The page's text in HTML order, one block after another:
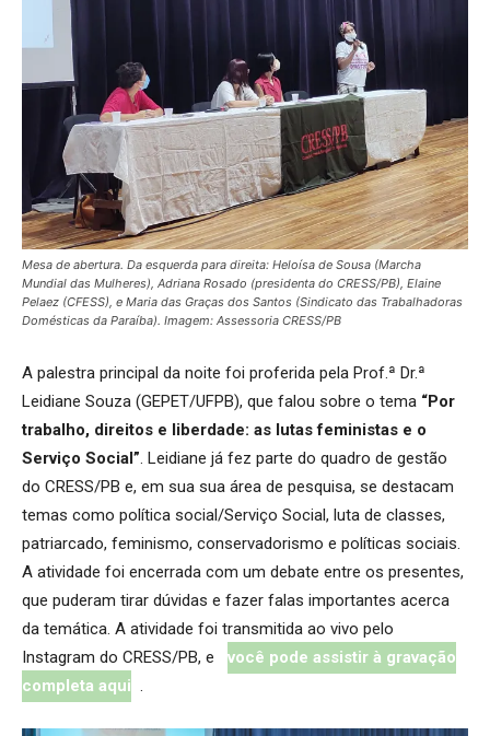
Mesa de abertura. Da esquerda para direita: Heloísa de Sousa (Marcha
Mundial das Mulheres), Adriana Rosado (presidenta do CRESS/PB), Elaine
Pelaez (CFESS), e Maria das Graças dos Santos (Sindicato das Trabalhadoras
Domésticas da Paraíba). Imagem: Assessoria CRESS/PB
A palestra principal da noite foi proferida pela Prof.ª Dr.ª
Leidiane Souza (GEPET/UFPB), que falou sobre o tema “Por
trabalho, direitos e liberdade: as lutas feministas e o
Serviço Social”. Leidiane já fez parte do quadro de gestão
do CRESS/PB e, em sua sua área de pesquisa, se destacam
temas como política social/Serviço Social, luta de classes,
patriarcado, feminismo, conservadorismo e políticas sociais.
A atividade foi encerrada com um debate entre os presentes,
que puderam tirar dúvidas e fazer falas importantes acerca
da temática. A atividade foi transmitida ao vivo pelo
Instagram do CRESS/PB, e
você pode assistir à gravação
completa aqui .